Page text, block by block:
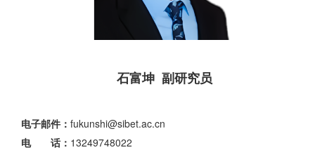
石富坤 副研究员
电子邮件： fukunshi@sibet.ac.cn
电 话： 13249748022